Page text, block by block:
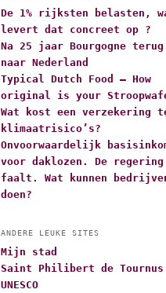
De 1% rijksten belasten,
levert dat concreet op ?
Na 25 jaar Bourgogne terug
naar Nederland
Typical Dutch Food – How
original is your
Wat kost een verzekering
klimaatrisico’s?
Onvoorwaardelijk
voor daklozen. De regering
faalt. Wat kunnen
doen?
ANDERE LEUKE SITES
Mijn stad
Saint Philibert de Tournus
UNESCO